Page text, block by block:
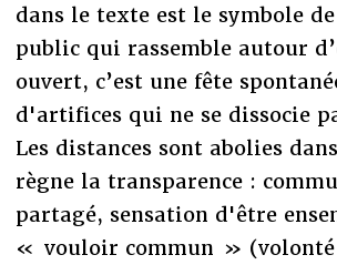
dans le texte est le symbole de
public qui rassemble autour
ouvert, c’est une fête
d'artifices qui ne se dissocie
Les distances sont abolies
règne la transparence :
partagé, sensation d'être
« vouloir commun » (volonté